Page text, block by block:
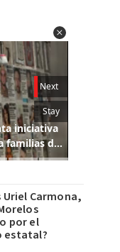
Uriel Carmona,
por el
estatal?